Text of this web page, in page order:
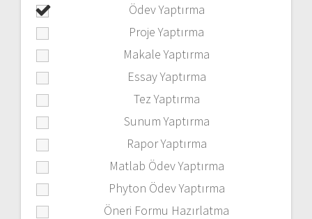
Ödev Yaptırma
Proje Yaptırma
Makale Yaptırma
Essay Yaptırma
Tez Yaptırma
Sunum Yaptırma
Rapor Yaptırma
Matlab Ödev Yaptırma
Phyton Ödev Yaptırma
Öneri Formu Hazırlatma